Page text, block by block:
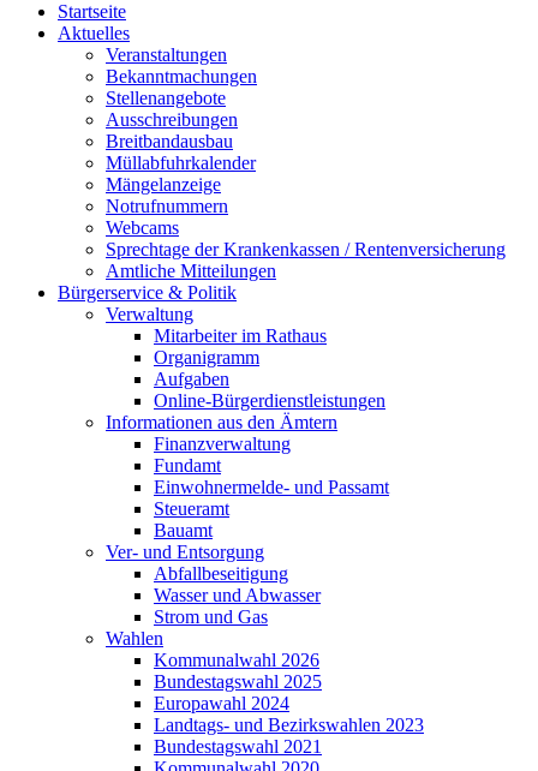
Startseite
Aktuelles
Veranstaltungen
Bekanntmachungen
Stellenangebote
Ausschreibungen
Breitbandausbau
Müllabfuhrkalender
Mängelanzeige
Notrufnummern
Webcams
Sprechtage der Krankenkassen / Rentenversicherung
Amtliche Mitteilungen
Bürgerservice & Politik
Verwaltung
Mitarbeiter im Rathaus
Organigramm
Aufgaben
Online-Bürgerdienstleistungen
Informationen aus den Ämtern
Finanzverwaltung
Fundamt
Einwohnermelde- und Passamt
Steueramt
Bauamt
Ver- und Entsorgung
Abfallbeseitigung
Wasser und Abwasser
Strom und Gas
Wahlen
Kommunalwahl 2026
Bundestagswahl 2025
Europawahl 2024
Landtags- und Bezirkswahlen 2023
Bundestagswahl 2021